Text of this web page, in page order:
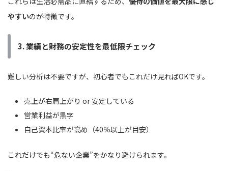
やすいのが特徴です。
3. 業績と財務の安定性を最低限チェック
難しい分析は不要ですが、初心者でもこれだけ見ればOKです。
売上が右肩上がり or 安定している
営業利益が黒字
自己資本比率が高め（40％以上が目安）
これだけでも“危ない企業”をかなり避けられます。